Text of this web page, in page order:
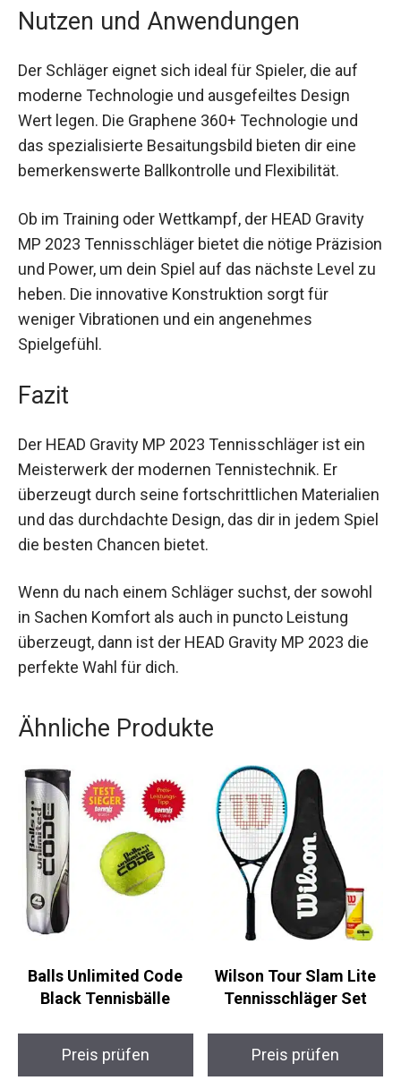
optisch jedem Spielertyp an. Der Schläger wird
durch SportScheck geliefert und ist sowohl für
Nutzen und Anwendungen
Der Schläger eignet sich ideal für Spieler, die auf
moderne Technologie und ausgefeiltes Design
Wert legen. Die Graphene 360+ Technologie und
das spezialisierte Besaitungsbild bieten dir eine
bemerkenswerte Ballkontrolle und Flexibilität.
Ob im Training oder Wettkampf, der HEAD Gravity
MP 2023 Tennisschläger bietet die nötige
Präzision und Power, um dein Spiel auf das
Konstruktion sorgt für weniger Vibrationen und
Fazit
Der HEAD Gravity MP 2023 Tennisschläger ist ein
Meisterwerk der modernen Tennistechnik. Er
überzeugt durch seine fortschrittlichen
Materialien und das durchdachte Design, das dir
in jedem Spiel die besten Chancen bietet.
Wenn du nach einem Schläger suchst, der
Leistung überzeugt, dann ist der HEAD Gravity MP
Ähnliche Produkte
Balls Unlimited Code
Black Tennisbälle
Wilson Tour Slam Lite
Tennisschläger Set